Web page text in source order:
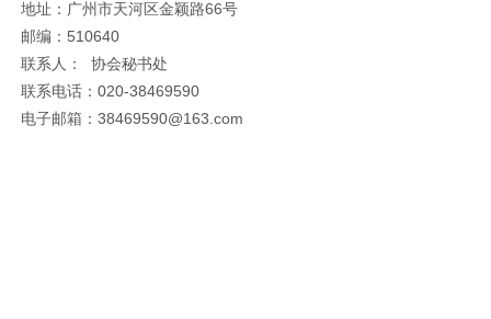
地址：广州市天河区金颖路66号
邮编：510640
联系人： 协会秘书处
联系电话：020-38469590
电子邮箱：38469590@163.com